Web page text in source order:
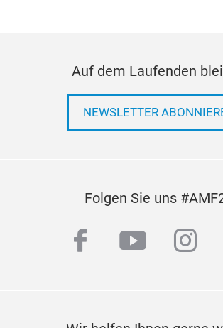
Auf dem Laufenden
NEWSLETTER
Folgen Sie uns
facebook
youtube